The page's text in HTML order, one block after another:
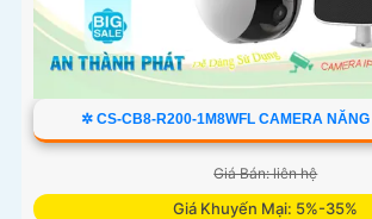
✲ CS-CB8-R200-1M8WFL CAMERA
Giá Bán: liên hệ
Giá Khuyến Mại: 5%-35%